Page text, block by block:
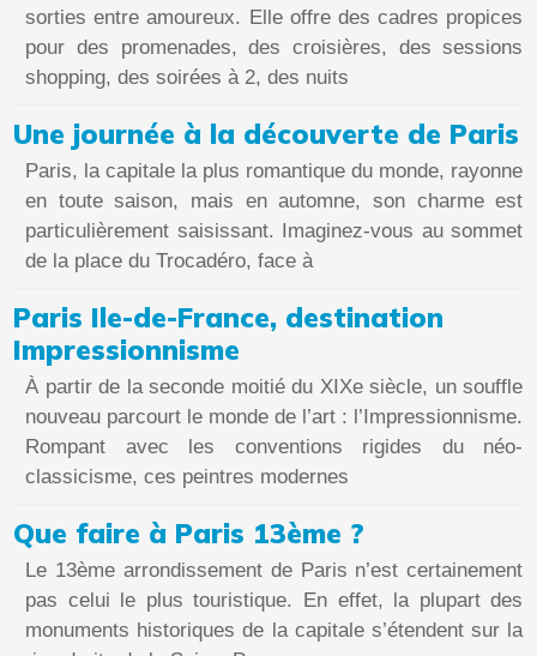
sorties entre amoureux. Elle offre des cadres propices
pour des promenades, des croisières, des sessions
shopping, des soirées à 2, des nuits
Une journée à la découverte de Paris
Paris, la capitale la plus romantique du monde, rayonne
en toute saison, mais en automne, son charme est
particulièrement saisissant. Imaginez-vous au sommet
de la place du Trocadéro, face à
Paris Ile-de-France, destination
Impressionnisme
À partir de la seconde moitié du XIXe siècle, un souffle
nouveau parcourt le monde de l’art : l’Impressionnisme.
Rompant avec les conventions rigides du néo-
classicisme, ces peintres modernes
Que faire à Paris 13ème ?
Le 13ème arrondissement de Paris n’est certainement
pas celui le plus touristique. En effet, la plupart des
monuments historiques de la capitale s’étendent sur la